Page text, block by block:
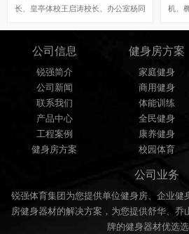
长、皇亭体校王启涛校长、办公室杨同
体育产业企业。济南锐强体育用品有限
育合作过的全民健身工程样板案例、场
馆运营等情况进行了汇报。
机、
公司信息
锐强简介
公司新闻
联系我们
产品中心
工程案例
健身房方案
健身房方案
家庭健身
商用健身
体能训练
全民健身
康养健身
校园体育
公司业务
锐强体育集团为您提供单位健身房、企业健
房健身器材的解决方案，为您提供舒华、乔
牌的健身器材优选选